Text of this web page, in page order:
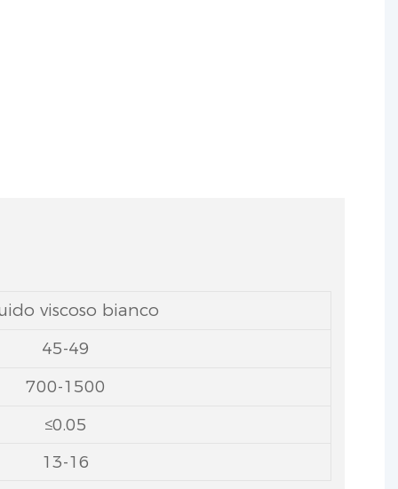
viscoso bianco
45-49
700-1500
≤0.05
13-16